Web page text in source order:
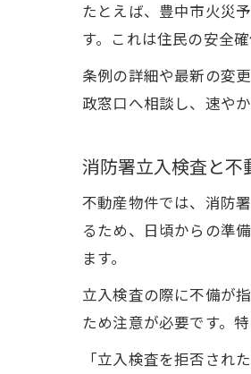
たとえば、豊中市火災
す。これは住民の安全
条例の詳細や最新の変
政窓口へ相談し、速や
消防署立入検査と不
不動産物件では、消防
るため、日頃からの準
ます。
立入検査の際に不備が
ため注意が必要です。
「立入検査を拒否され